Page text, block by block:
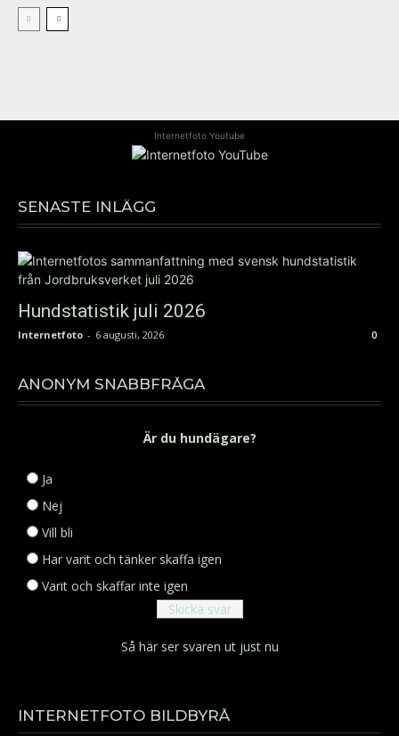
Internetfoto Youtube
SENASTE INLÄGG
Hundstatistik juli 2026
Internetfoto - 6 augusti, 2026 0
ANONYM SNABBFRÅGA
Är du hundägare?
Ja
Nej
Vill bli
Har varit och tänker skaffa igen
Varit och skaffar inte igen
Så här ser svaren ut just nu
INTERNETFOTO BILDBYRÅ